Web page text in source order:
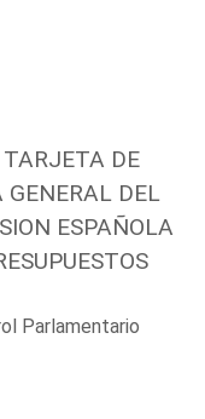
DE
GENERAL DEL
ESPAÑOLA
Parlamentario